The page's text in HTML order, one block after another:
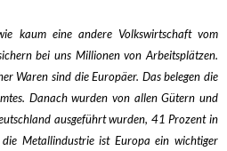
kaum eine andere Volkswirtschaft vom
bei uns Millionen von Arbeitsplätzen.
Waren sind die Europäer. Das belegen die
Danach wurden von allen Gütern und
ausgeführt wurden, 41 Prozent in
Metallindustrie ist Europa ein wichtiger